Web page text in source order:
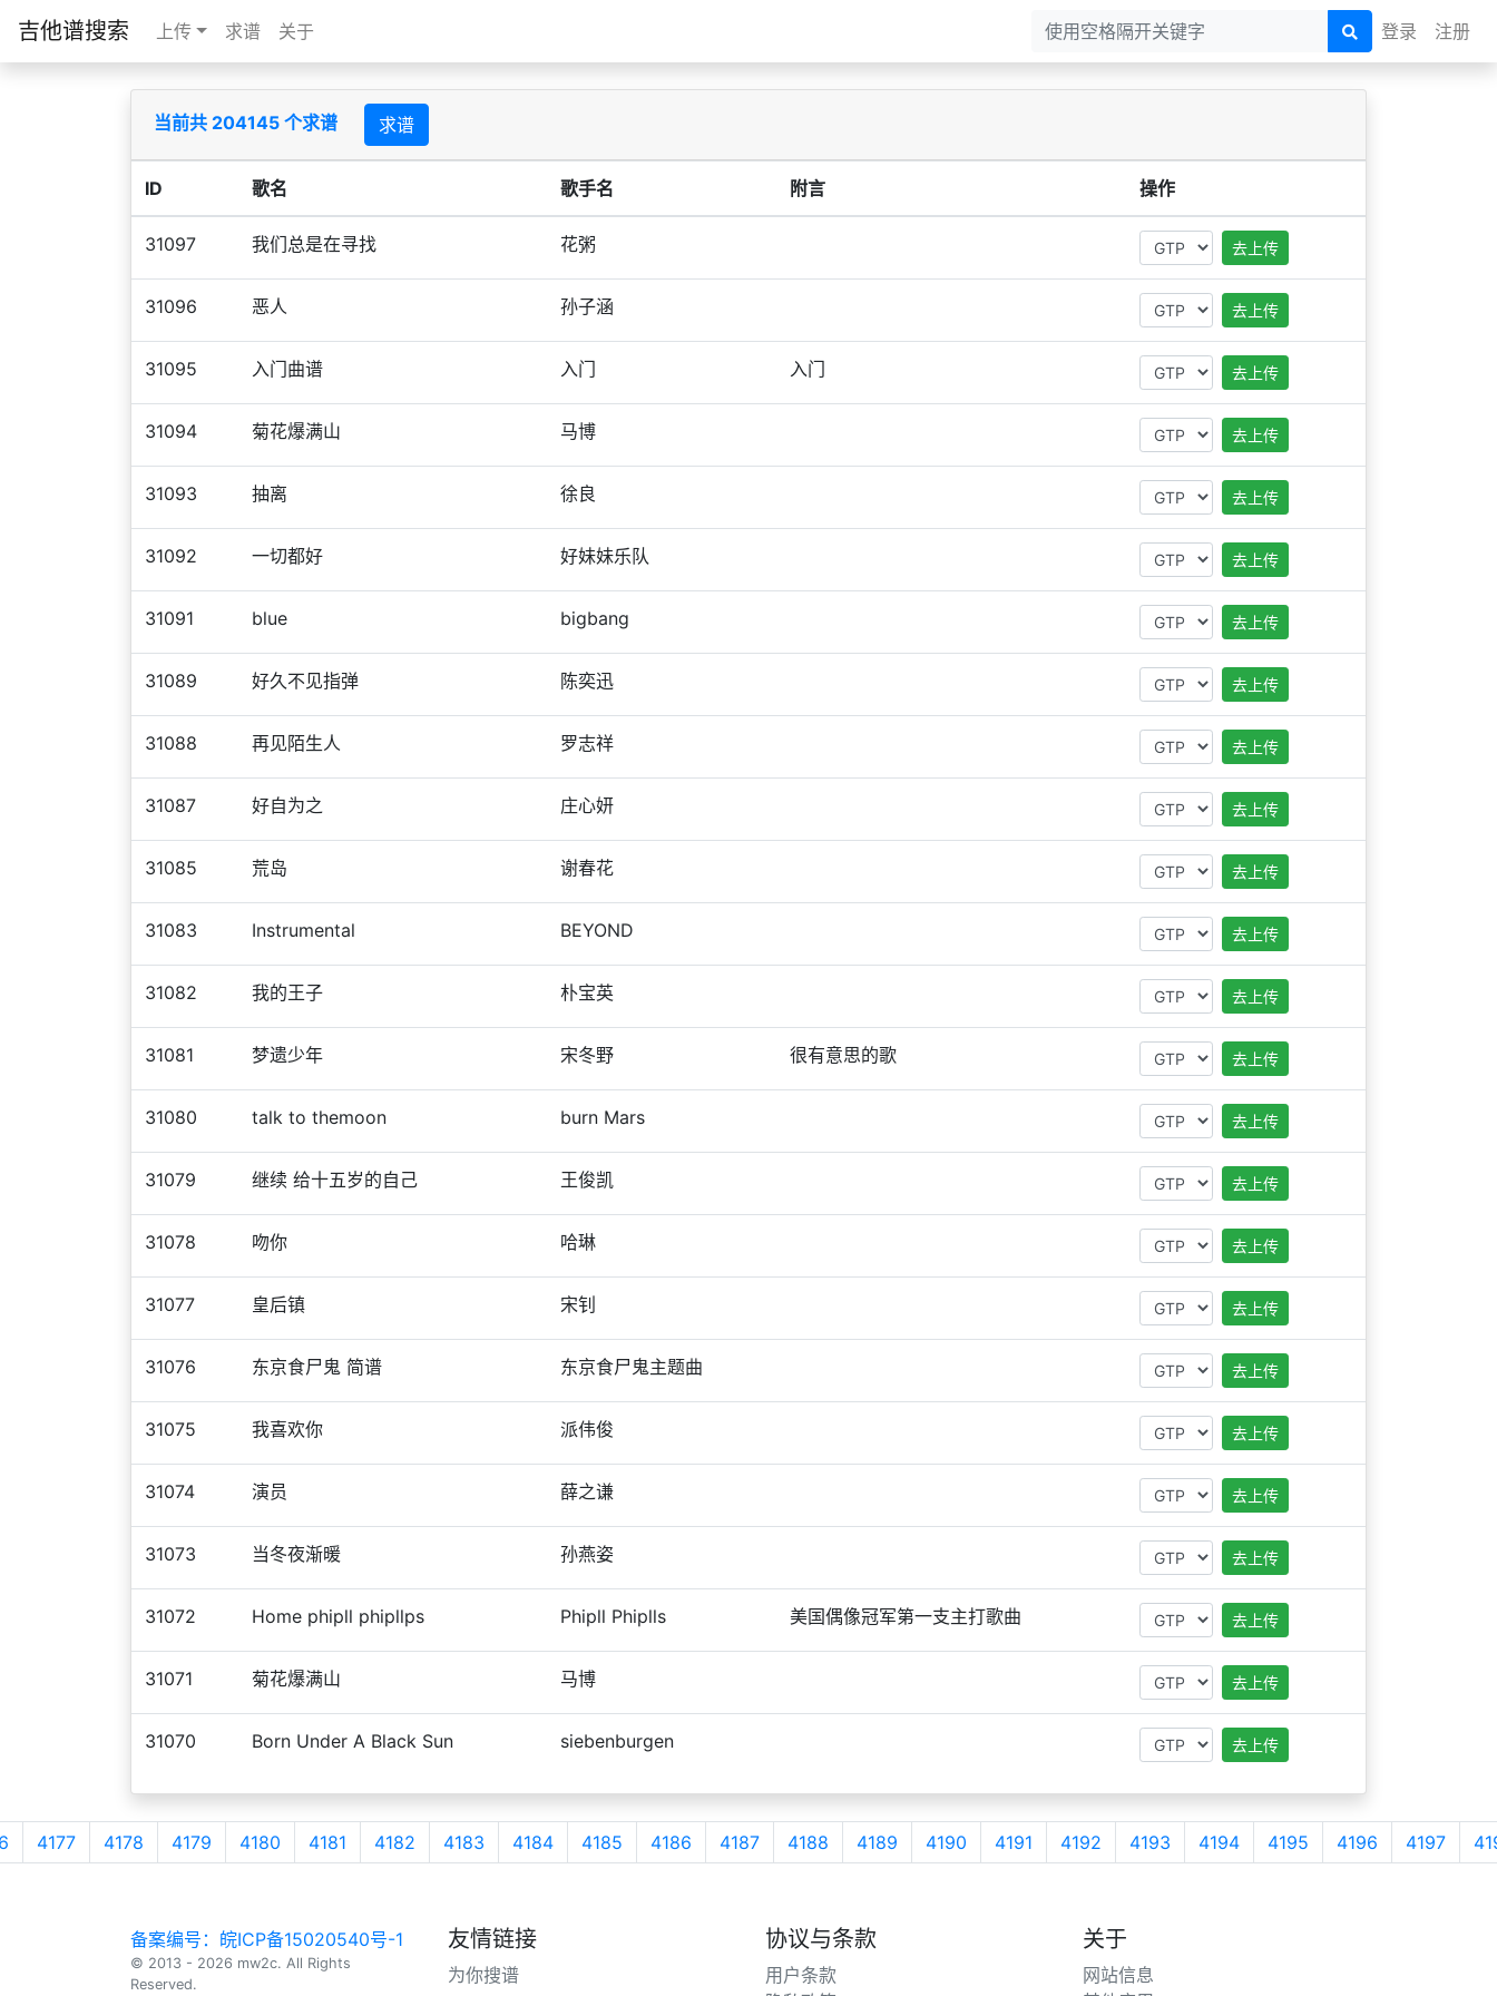
吉他谱搜索 上传 求谱 关于 登录 注册
当前共 204145 个求谱 求谱
ID 歌名 歌手名 附言 操作
31097 我们总是在寻找 花粥 去上传
31096 恶人 孙子涵 去上传
31095 入门曲谱 入门 入门 去上传
31094 菊花爆满山 马博 去上传
31093 抽离 徐良 去上传
31092 一切都好 好妹妹乐队 去上传
31091 blue bigbang 去上传
31089 好久不见指弹 陈奕迅 去上传
31088 再见陌生人 罗志祥 去上传
31087 好自为之 庄心妍 去上传
31085 荒岛 谢春花 去上传
31083 Instrumental BEYOND 去上传
31082 我的王子 朴宝英 去上传
31081 梦遗少年 宋冬野 很有意思的歌 去上传
31080 talk to themoon burn Mars 去上传
31079 继续 给十五岁的自己 王俊凯 去上传
31078 吻你 哈琳 去上传
31077 皇后镇 宋钊 去上传
31076 东京食尸鬼 简谱 东京食尸鬼主题曲 去上传
31075 我喜欢你 派伟俊 去上传
31074 演员 薛之谦 去上传
31073 当冬夜渐暖 孙燕姿 去上传
31072 Home phipll phipllps Phipll Phiplls 美国偶像冠军第一支主打歌曲 去上传
31071 菊花爆满山 马博 去上传
31070 Born Under A Black Sun siebenburgen 去上传
4177 4178 4179 4180 4181 4182 4183 4184 4185 4186 4187 4188 4189 4190 4191 4192 4193 4194 4195 4196 4197
备案编号：皖ICP备15020540号-1
© 2013 - 2026 mw2c. All Rights
Reserved.
友情链接
为你搜谱
协议与条款
用户条款
关于
网站信息